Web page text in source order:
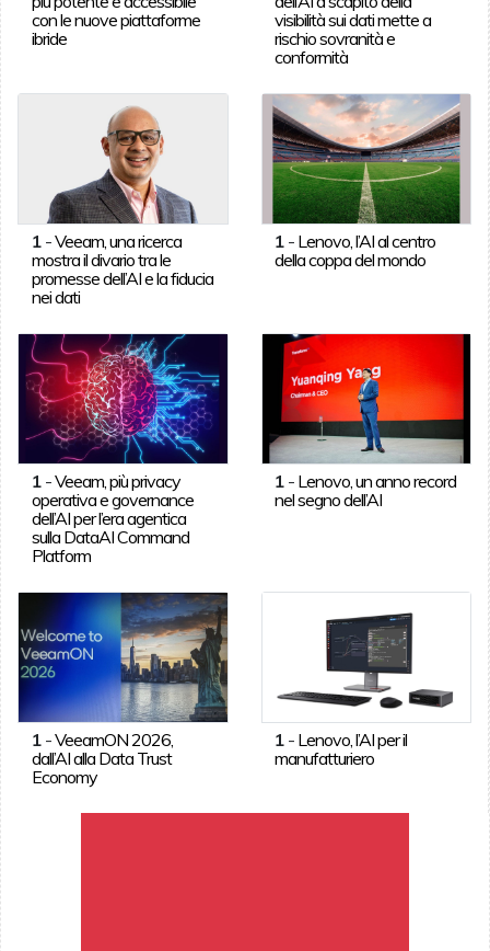
con le nuove piattaforme
ibride
visibilità sui dati mette a
rischio sovranità e
conformità
1-Veeam, una ricerca
mostra il divario tra le
promesse dell’AI e la fiducia
nei dati
1 - Lenovo, l’AI al centro
della coppa del mondo
1-Veeam, più privacy
operativa e governance
dell’AI per l’era agentica
sulla DataAI Command
Platform
1 - Lenovo, un anno record
nel segno dell’AI
1-VeeamON 2026,
dall’AI alla Data Trust
Economy
1 - Lenovo, l’AI per il
manufatturiero